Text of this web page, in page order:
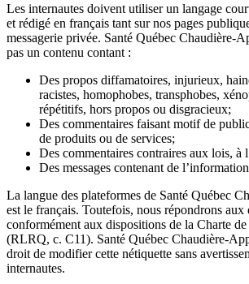
Les internautes doivent utiliser un langage
et rédigé en français tant sur nos pages
messagerie privée. Santé Québec Chaudière-
pas un contenu contant :
Des propos diffamatoires, injurieux,
racistes, homophobes, transphobes,
répétitifs, hors propos ou disgracieux;
Des commentaires faisant motif de
de produits ou de services;
Des commentaires contraires aux lois, à
Des messages contenant de
La langue des plateformes de Santé Québec
est le français. Toutefois, nous répondrons aux
conformément aux dispositions de la Charte
(RLRQ, c. C11). Santé Québec Chaudière-
droit de modifier cette nétiquette sans
internautes.